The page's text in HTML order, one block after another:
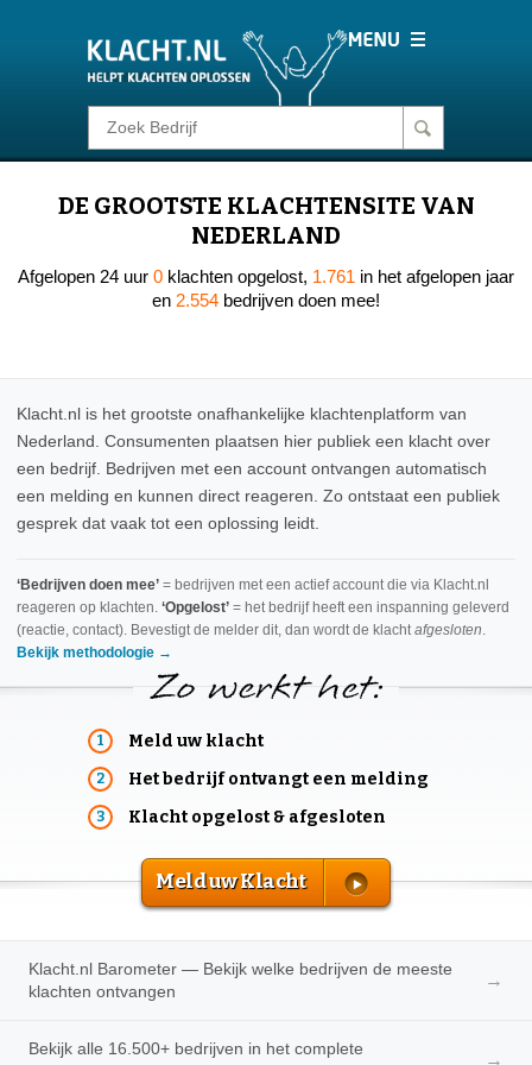
Klacht melden
Consumentenrecht
Barometer
Login
DE GROOTSTE KLACHTENSITE VAN
NEDERLAND
Afgelopen 24 uur 0 klachten opgelost, 1.761 in het afgelopen jaar
en 2.554 bedrijven doen mee!
Klacht.nl is het grootste onafhankelijke klachtenplatform van
Nederland. Consumenten plaatsen hier publiek een klacht over
een bedrijf. Bedrijven met een account ontvangen automatisch
een melding en kunnen direct reageren. Zo ontstaat een publiek
gesprek dat vaak tot een oplossing leidt.
‘Bedrijven doen mee’ = bedrijven met een actief account die via Klacht.nl
reageren op klachten. ‘Opgelost’ = het bedrijf heeft een inspanning geleverd
(reactie, contact). Bevestigt de melder dit, dan wordt de klacht afgesloten
Bekijk methodologie →
Meld uw klacht
Het bedrijf ontvangt een melding
Klacht opgelost & afgesloten
Meld uw Klacht
Klacht.nl Barometer — Bekijk welke bedrijven de meeste
klachten ontvangen
→
Bekijk alle 16.500+ bedrijven in het complete
→